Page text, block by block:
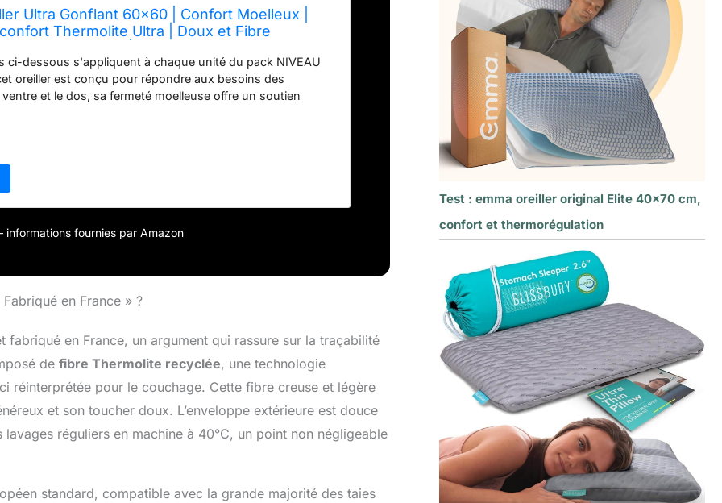
Ultra Gonflant 60x60 | Confort Moelleux |
Thermolite Ultra | Doux et Fibre
ci-dessous s'appliquent à chaque unité du pack NIVEAU
oreiller est conçu pour répondre aux besoins des
et le dos, sa fermeté moelleuse offre un soutien
à votre tête et à votre cou de rester alignés, votre
soutenue, favorisant ainsi un repos optimal et
SUPÉRIEURE : fabriqué à partir de matériaux
de réduire l'impact environnemental lié à la production
respectueux de la santé humaine il contribue à un mode de
vous enveloppant dans un cocon de bien-être, vous
et des efforts pour un entretien minimal mais efficace
sont fabriqués en France, principalement dans la
cela permet de garder un niveau de qualité constant,
informations fournies par Amazon
en France » ?
fabriqué en France, un argument qui rassure sur la traçabilité
de fibre Thermolite recyclée, une technologie
réinterprétée pour le couchage. Cette fibre creuse et légère
et son toucher doux. L’enveloppe extérieure est douce
réguliers en machine à 40°C, un point non négligeable
standard, compatible avec la grande majorité des taies
Test : emma oreiller original Elite 40×70 cm,
confort et thermorégulation